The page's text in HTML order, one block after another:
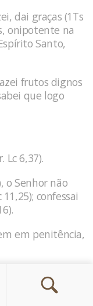
dai graças (1Ts
onipotente na
Santo,
frutos dignos
que logo
Lc 6,37).
o Senhor não
confessai
em penitência,
obras fazem